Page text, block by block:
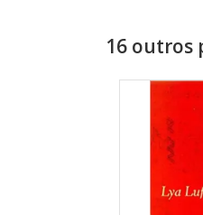
16 outros